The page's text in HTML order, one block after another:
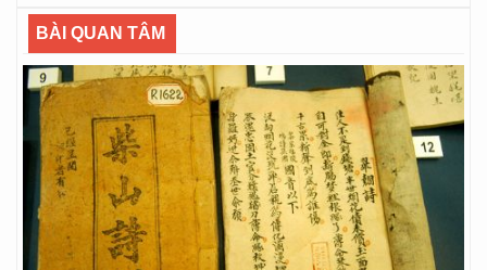
BÀI QUAN TÂM